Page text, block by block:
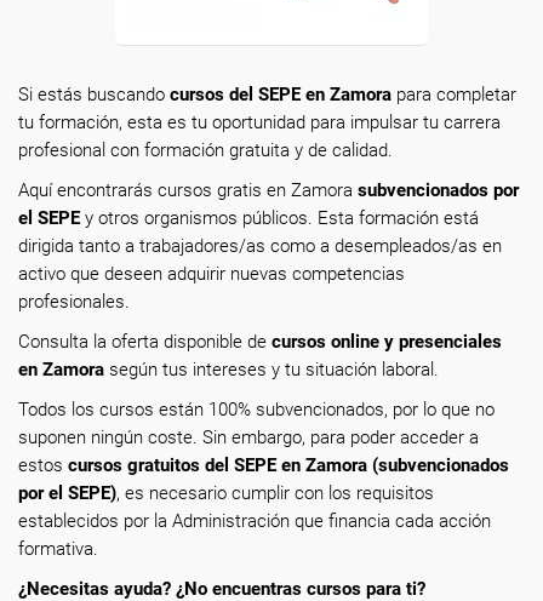
Si estás buscando cursos del SEPE en Zamora para completar
tu formación, esta es tu oportunidad para impulsar tu carrera
profesional con formación gratuita y de calidad.
Aquí encontrarás cursos gratis en Zamora subvencionados por
el SEPEy otros organismos públicos. Esta formación está
dirigida tanto a trabajadores/as como a desempleados/as en
activo que deseen adquirir nuevas competencias
profesionales.
Consulta la oferta disponible de cursos online y presenciales
en Zamora según tus intereses y tu situación laboral.
Todos los cursos están 100% subvencionados, por lo que no
suponen ningún coste. Sin embargo, para poder acceder a
estos cursos gratuitos del SEPE en Zamora (subvencionados
por el SEPE), es necesario cumplir con los requisitos
establecidos por la Administración que financia cada acción
formativa.
¿Necesitas ayuda? ¿No encuentras cursos para ti?